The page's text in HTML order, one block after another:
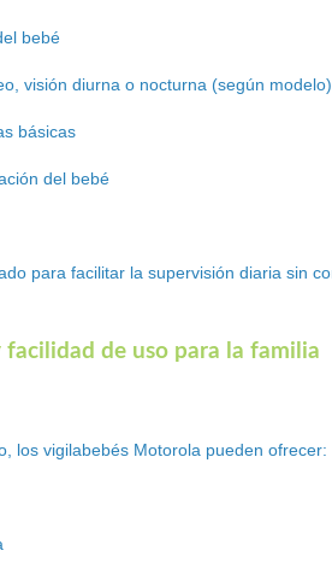
bebé
visión diurna o nocturna (según modelo)
básicas
del bebé
para facilitar la supervisión diaria sin
de uso para la familia
los vigilabebés Motorola pueden ofrecer: